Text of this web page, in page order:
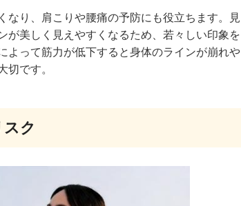
なり、肩こりや腰痛の予防にも役立ちます。見
が美しく見えやすくなるため、若々しい印象を
よって筋力が低下すると身体のラインが崩れや
切です。
ク